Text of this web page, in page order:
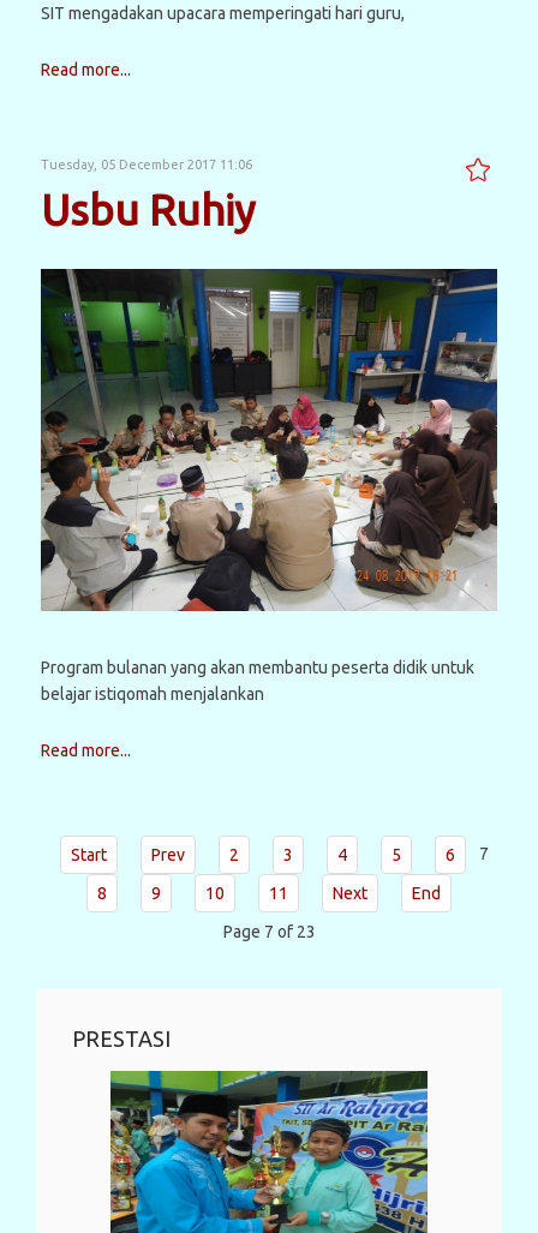
SIT mengadakan upacara memperingati hari guru,
Read more...
Tuesday, 05 December 2017 11:06
Usbu Ruhiy
Program bulanan yang akan membantu peserta didik untuk
belajar istiqomah menjalankan
Read more...
Start Prev 2 3 4 5 6 7
8 9 10 11 Next
End
Page 7 of 23
PRESTASI